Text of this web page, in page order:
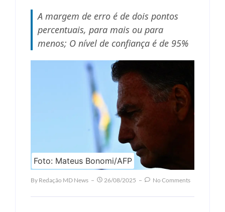
A margem de erro é de dois pontos
percentuais, para mais ou para
menos; O nível de confiança é de 95%
Foto: Mateus Bonomi/AFP
By Redação MD News 26/08/2025 No Comments